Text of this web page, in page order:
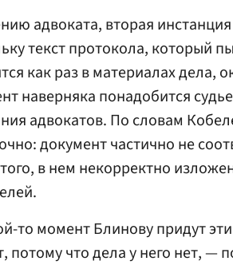
адвоката, вторая
текст протокола, который
как раз в материалах дела,
наверняка понадобится
адвокатов. По словам
документ частично не
в нем некорректно
то момент Блинову придут
потому что дела у него нет, —